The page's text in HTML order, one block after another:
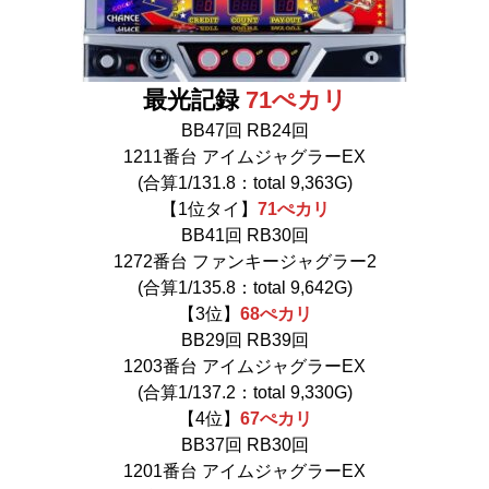
最光記録 71ぺカリ
BB47回 RB24回
1211番台 アイムジャグラーEX
(合算1/131.8：total 9,363G)
【1位タイ】 71ぺカリ
BB41回 RB30回
1272番台 ファンキージャグラー2
(合算1/135.8：total 9,642G)
【3位】 68ぺカリ
BB29回 RB39回
1203番台 アイムジャグラーEX
(合算1/137.2：total 9,330G)
【4位】 67ぺカリ
BB37回 RB30回
1201番台 アイムジャグラーEX